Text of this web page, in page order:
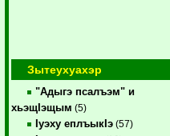
Зытеухуахэр
"Адыгэ псалъэм" и
хьэщIэщым (5)
Iуэху еплъыкIэ (57)